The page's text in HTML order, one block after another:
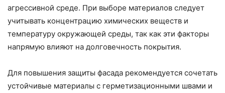
агрессивной среде. При выборе материалов следует
учитывать концентрацию химических веществ и
температуру окружающей среды, так как эти факторы
напрямую влияют на долговечность покрытия.
Для повышения защиты фасада рекомендуется сочетать
устойчивые материалы с герметизационными швами и